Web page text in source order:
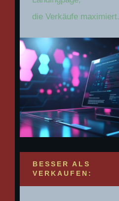
die Verkäufe maximiert.
BESSER ALS
VERKAUFEN: